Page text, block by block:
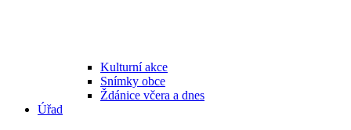
Kulturní akce
Snímky obce
Ždánice včera a dnes
Úřad